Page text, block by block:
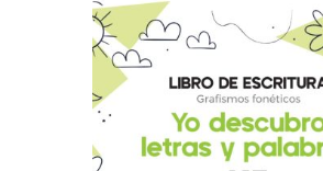
tiene
múltiples
variantes.
Las
opciones
se